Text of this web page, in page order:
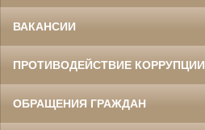
ВАКАНСИИ
ПРОТИВОДЕЙСТВИЕ КОРРУПЦИИ
ОБРАЩЕНИЯ ГРАЖДАН